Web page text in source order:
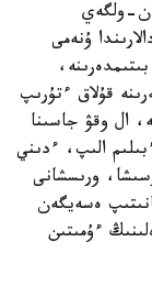
ولگەي
ۇنەمى
قۇلاق ءتۇرىپ
ال وقۋ جاسىنا
الىپ، ءدىني
ورىسشانى
ەسەيگەن
ءۇمىتىن